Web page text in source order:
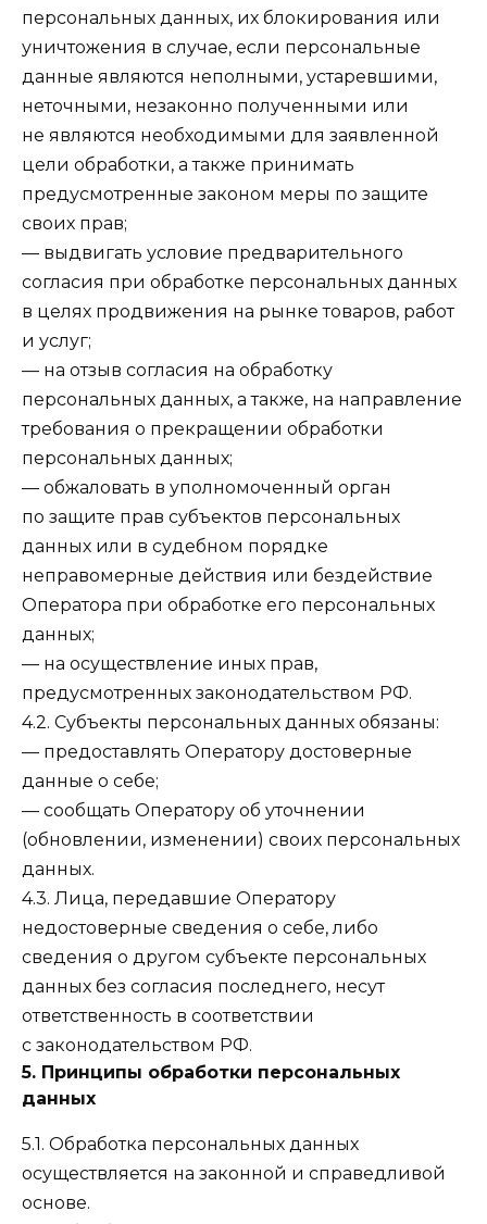
персональных данных, их блокирования или
уничтожения в случае, если персональные
данные являются неполными, устаревшими,
неточными, незаконно полученными или
не являются необходимыми для заявленной
цели обработки, а также принимать
предусмотренные законом меры по защите
своих прав;
— выдвигать условие предварительного
согласия при обработке персональных данных
в целях продвижения на рынке товаров, работ
и услуг;
— на отзыв согласия на обработку
персональных данных, а также, на направление
требования о прекращении обработки
персональных данных;
— обжаловать в уполномоченный орган
по защите прав субъектов персональных
данных или в судебном порядке
неправомерные действия или бездействие
Оператора при обработке его персональных
данных;
— на осуществление иных прав,
предусмотренных законодательством РФ.
4.2. Субъекты персональных данных обязаны:
— предоставлять Оператору достоверные
данные о себе;
— сообщать Оператору об уточнении
(обновлении, изменении) своих персональных
данных.
4.3. Лица, передавшие Оператору
недостоверные сведения о себе, либо
сведения о другом субъекте персональных
данных без согласия последнего, несут
ответственность в соответствии
с законодательством РФ.
5. Принципы обработки персональных
данных
5.1. Обработка персональных данных
осуществляется на законной и справедливой
основе.